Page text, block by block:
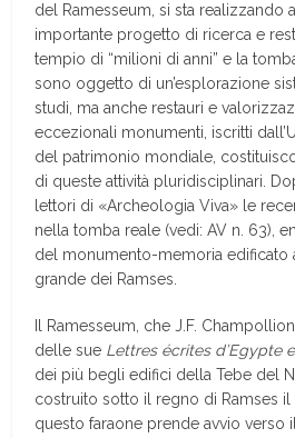
del Ramesseum, si sta realizzando
importante progetto di ricerca e
tempio di “milioni di anni” e la
sono oggetto di un’esplorazione
studi, ma anche restauri e
eccezionali monumenti, iscritti
del patrimonio mondiale,
di queste attività pluridisciplinari.
lettori di «Archeologia Viva» le
nella tomba reale (vedi: AV n. 63),
del monumento-memoria edificato
grande dei Ramses.
Il Ramesseum, che J.F.
delle sue Lettres écrites d’Egypte
dei più begli edifici della Tebe del
costruito sotto il regno di Ramses il
questo faraone prende avvio verso il